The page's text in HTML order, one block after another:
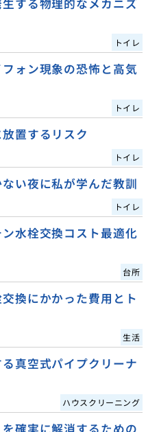
する物理的なメカニズ
トイレ
ォン現象の恐怖と高気
トイレ
置するリスク
トイレ
い夜に私が学んだ教訓
トイレ
水栓交換コスト最適化
台所
換にかかった費用とト
生活
真空式パイプクリーナ
ハウスクリーニング